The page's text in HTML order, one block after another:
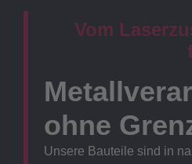
Vom
ohne
Unsere Bauteile sind in